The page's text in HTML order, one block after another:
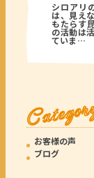
シロアリ
は、見え
もたらす
の活動は
ていま…
お客様の声
ブログ